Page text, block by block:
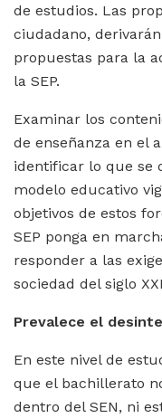
de estudios. Las
ciudadano,
propuestas para la
la SEP.
Examinar los
de enseñanza en el
identificar lo que se
modelo educativo
objetivos de estos
SEP ponga en
responder a las
sociedad del siglo
Prevalece el
En este nivel de
que el bachillerato
dentro del SEN, ni